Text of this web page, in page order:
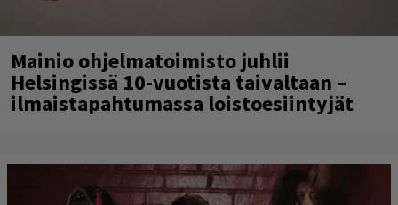
Mainio ohjelmatoimisto juhlii
Helsingissä 10-vuotista taivaltaan –
ilmaistapahtumassa loistoesiintyjät